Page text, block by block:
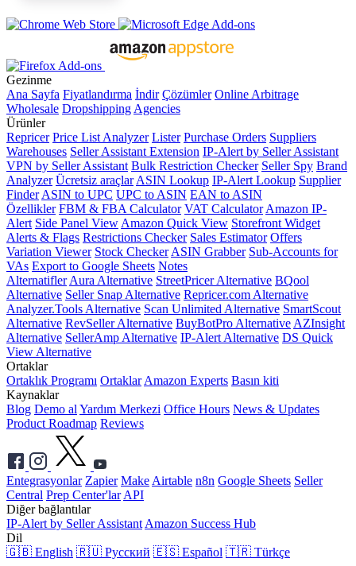
Gezinme
Ana Sayfa Fiyatlandırma İndir Çözümler Online Arbitrage
Wholesale Dropshipping Agencies
Ürünler
Repricer Price List Analyzer Lister Purchase Orders Suppliers
Warehouses Seller Assistant Extension IP-Alert by Seller Assistant
VPN by Seller Assistant Bulk Restriction Checker Seller Spy Brand
Analyzer Ücretsiz araçlar ASIN Lookup IP-Alert Lookup Supplier
Finder ASIN to UPC UPC to ASIN EAN to ASIN
Özellikler FBM & FBA Calculator VAT Calculator Amazon IP-
Alert Side Panel View Amazon Quick View Storefront Widget
Alerts & Flags Restrictions Checker Sales Estimator Offers
Variation Viewer Stock Checker ASIN Grabber Sub-Accounts for
VAs Export to Google Sheets Notes
Alternatifler Aura Alternative StreetPricer Alternative BQool
Alternative Seller Snap Alternative Repricer.com Alternative
Analyzer.Tools Alternative Scan Unlimited Alternative SmartScout
Alternative RevSeller Alternative BuyBotPro Alternative AZInsight
Alternative SellerAmp Alternative IP-Alert Alternative DS Quick
View Alternative
Ortaklar
Ortaklık Programı Ortaklar Amazon Experts Basın kiti
Kaynaklar
Blog Demo al Yardım Merkezi Office Hours News & Updates
Product Roadmap Reviews
Entegrasyonlar Zapier Make Airtable n8n Google Sheets Seller
Central Prep Center'lar API
Diğer bağlantılar
IP-Alert by Seller Assistant Amazon Success Hub
Dil
🇬🇧 English 🇷🇺 Русский 🇪🇸 Español 🇹🇷 Türkçe